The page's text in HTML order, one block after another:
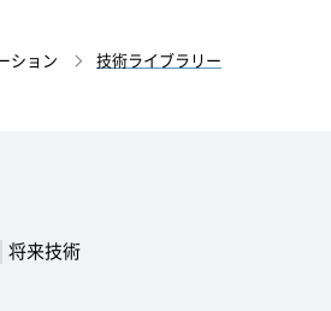
ション 技術ライブラリー
将来技術